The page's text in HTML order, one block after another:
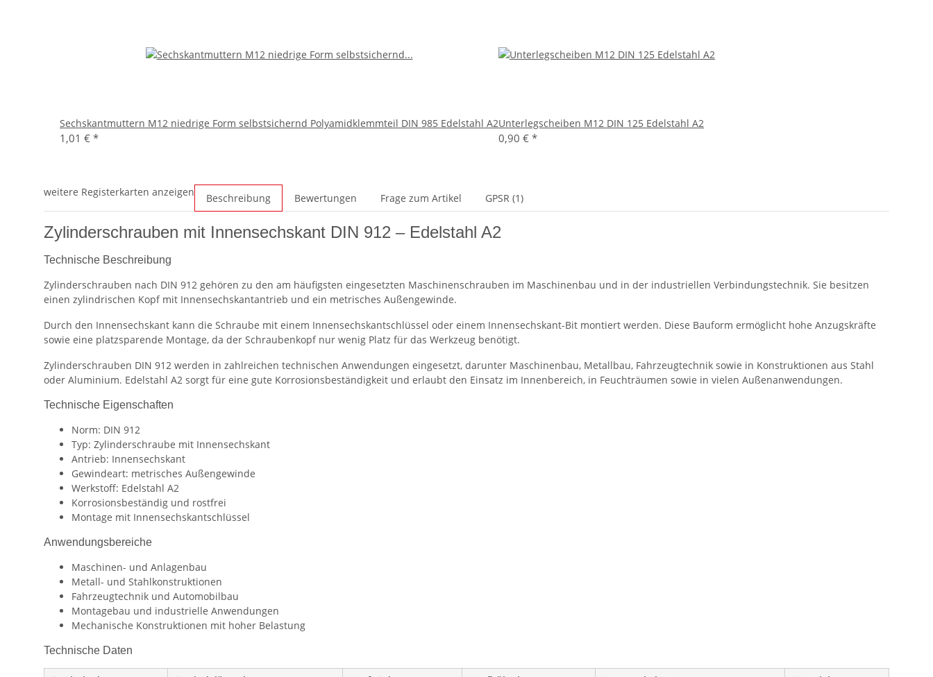
Sechskantmuttern M12 niedrige Form selbstsichernd Polyamidklemmteil DIN 985 Edelstahl A2
1,01 € *
Unterlegscheiben M12 DIN 125 Edelstahl A2
0,90 € *
weitere Registerkarten anzeigen Beschreibung Bewertungen Frage zum Artikel GPSR (1)
Zylinderschrauben mit Innensechskant DIN 912 – Edelstahl A2
Technische Beschreibung
Zylinderschrauben nach DIN 912 gehören zu den am häufigsten eingesetzten Maschinenschrauben im Maschinenbau und in der industriellen Verbindungstechnik. Sie besitzen
einen zylindrischen Kopf mit Innensechskantantrieb und ein metrisches Außengewinde.
Durch den Innensechskant kann die Schraube mit einem Innensechskantschlüssel oder einem Innensechskant-Bit montiert werden. Diese Bauform ermöglicht hohe Anzugskräfte
sowie eine platzsparende Montage, da der Schraubenkopf nur wenig Platz für das Werkzeug benötigt.
Zylinderschrauben DIN 912 werden in zahlreichen technischen Anwendungen eingesetzt, darunter Maschinenbau, Metallbau, Fahrzeugtechnik sowie in Konstruktionen aus Stahl
oder Aluminium. Edelstahl A2 sorgt für eine gute Korrosionsbeständigkeit und erlaubt den Einsatz im Innenbereich, in Feuchträumen sowie in vielen Außenanwendungen.
Technische Eigenschaften
Norm: DIN 912
Typ: Zylinderschraube mit Innensechskant
Antrieb: Innensechskant
Gewindeart: metrisches Außengewinde
Werkstoff: Edelstahl A2
Korrosionsbeständig und rostfrei
Montage mit Innensechskantschlüssel
Anwendungsbereiche
Maschinen- und Anlagenbau
Metall- und Stahlkonstruktionen
Fahrzeugtechnik und Automobilbau
Montagebau und industrielle Anwendungen
Mechanische Konstruktionen mit hoher Belastung
Technische Daten